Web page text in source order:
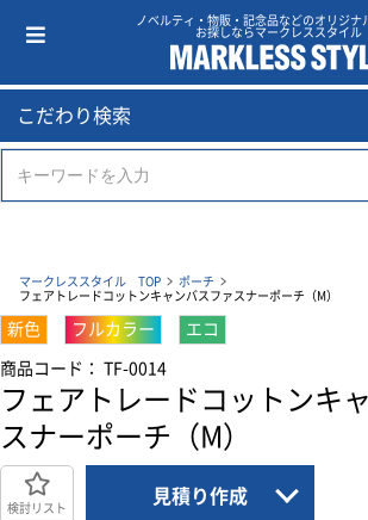
ノベルティ・物販・記念品などのオリジナ
お探しならマークレススタイル
こだわり検索
マークレススタイル TOP
ポーチ
フェアトレードコットンキャンバスファスナーポーチ（M）
新色 フルカラー エコ
商品コード： TF-0014
フェアトレードコットンキ
スナーポーチ（M）
検討リスト
見積り作成